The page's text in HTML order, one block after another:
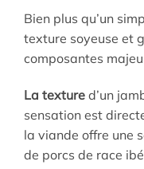
Bien plus qu’un
texture soyeuse et
composantes
La texture d’un
sensation est
la viande offre une
de porcs de race